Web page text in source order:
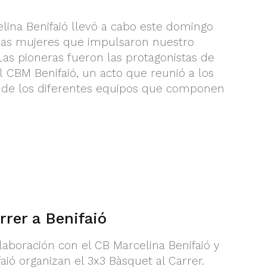
Benifaió llevó a cabo este domingo
mujeres que impulsaron nuestro
pioneras fueron las protagonistas de
Benifaió, un acto que reunió a los
los diferentes equipos que componen
a Benifaió
con el CB Marcelina Benifaió y
organizan el 3x3 Bàsquet al Carrer.